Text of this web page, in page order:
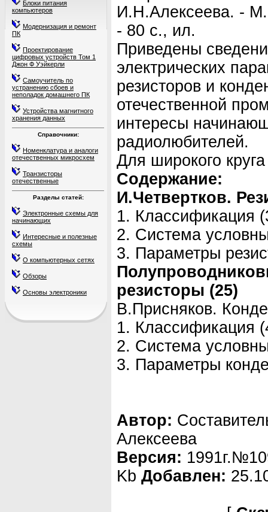
Блоки питания
компьютеров
Модернизация и ремонт
ПК
Проектирование
цифровых устройств Том 1
Джон Ф Уэйкерли
Самоучитель по
устранению сбоев и
неполадок домашнего ПК
Устройства магнитного
хранения данных
Справочники:
Номенклатура и аналоги
отечественных микросхем
Транзисторы
отечественные
Разделы статей:
Электронные схемы для
начинающих
Интересные и полезные
схемы
О компьютерных сетях
Обзоры
Основы электроники
И.Н.Алексеева. -
- 80 с., ил.
Приведены
электрических
резисторов и
отечественной
интересы
радиолюбителей.
Для широкого
Содержание:
И.Четвертков.
1. Классификация
2. Система
3. Параметры
резисторы (25)
В.Присняков.
1. Классификация
2. Система
3. Параметры
Автор:
Алексеева
Версия:
Kb Добавлен: